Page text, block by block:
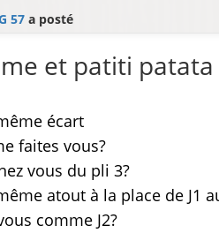
57 a posté
et patiti patata
écart
faites vous?
vous du pli 3?
atout à la place de J1
comme J2?